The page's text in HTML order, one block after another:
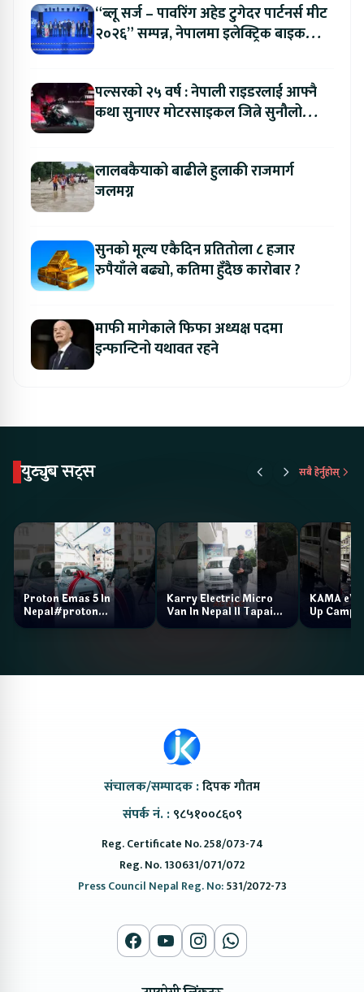
“ब्लू सर्ज – पावरिंग अहेड टुगेदर पार्टनर्स मीट
२०२६” सम्पन्न, नेपालमा इलेक्ट्रिक बाइक
पल्सरको २५ वर्ष : नेपाली राइडरलाई आफ्नै
कथा सुनाएर मोटरसाइकल जित्ने सुनौलो
लालबकैयाको बाढीले हुलाकी राजमार्ग
जलमग्न
सुनको मूल्य एकैदिन प्रतितोला ८ हजार
रुपैयाँले बढ्यो, कतिमा हुँदैछ कारोबार ?
माफी मागेकाले फिफा अध्यक्ष पदमा
इन्फान्टिनो यथावत रहने
युट्युब सट्स सबै हेर्नुहोस्
Proton Emas 5 In
Nepal#proton
#protonemas5#protonnepal#evcarnepal
Karry Electric Micro
Van In Nepal II Tapaiko
Bazar II Jankari
KAMA eV
Up Camp
संचालक/सम्पादक :दिपक गौतम
संपर्क नं. : ९८५१००८६०९
Reg. Certificate No. 258/073-74
Reg. No. 130631/071/072
Press Council Nepal Reg. No:531/2072-73